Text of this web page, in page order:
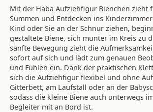
Mit der Haba Aufziehfigur Bienchen zieht
Summen und Entdecken ins
Kind oder Sie an der Schnur ziehen,
gestaltete Biene, sich munter im Kreis zu
sanfte Bewegung zieht die
sofort auf sich und lädt zum genauen
und Fühlen ein. Dank der praktischen
sich die Aufziehfigur flexibel und ohne
Gitterbett, am Laufstall oder an der
sodass die kleine Biene auch unterwegs
Begleiter mit an Bord ist.